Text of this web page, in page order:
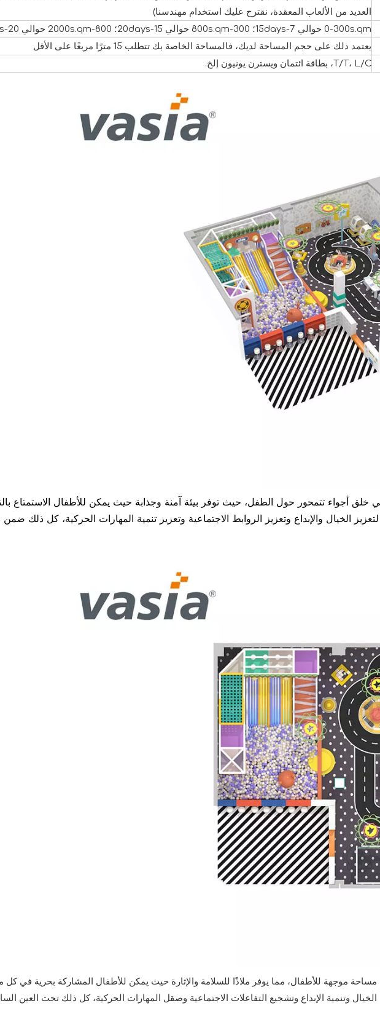
العديد من الألعاب المعقدة، نقترح عليك استخدام مهندسنا)
0-300s.qm حوالي 7-15days؛ 300-800s.qm حوالي 15-20days؛ 800-2000s.qm حوالي 20-25days
يعتمد ذلك على حجم المساحة لديك، فالمساحة الخاصة بك تتطلب 15 مترًا مربعًا على الأقل
T/T، L/C، بطاقة ائتمان ويسترن يونيون إلخ.
خلق أجواء تتمحور حول الطفل، حيث توفر بيئة آمنة وجذابة حيث يمكن للأطفال الاستمتاع
الخيال والإبداع وتعزيز الروابط الاجتماعية وتعزيز تنمية المهارات الحركية، كل ذلك
موجهة للأطفال، مما يوفر ملاذًا للسلامة والإثارة حيث يمكن للأطفال المشاركة بحرية في كل
وتنمية الإبداع وتشجيع التفاعلات الاجتماعية وصقل المهارات الحركية، كل ذلك تحت العين